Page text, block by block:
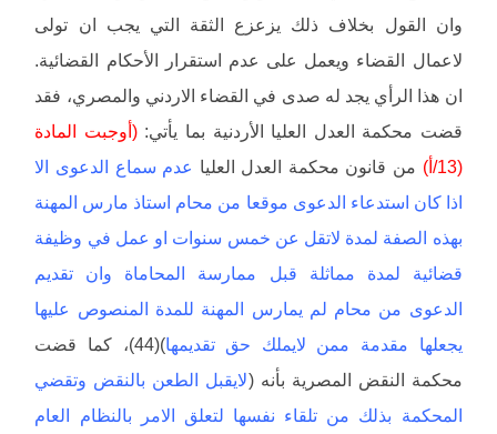
وان القول بخلاف ذلك يزعزع الثقة التي يجب ان تولى
لاعمال القضاء ويعمل على عدم استقرار الأحكام القضائية.
ان هذا الرأي يجد له صدى في القضاء الاردني والمصري، فقد
قضت محكمة العدل العليا الأردنية بما يأتي:(أوجبت المادة
(13/أ)
من قانون محكمة العدل العليا عدم سماع الدعوى الا
اذا كان استدعاء الدعوى موقعا من محام استاذ مارس المهنة
بهذه الصفة لمدة لاتقل عن خمس سنوات او عمل في وظيفة
قضائية لمدة مماثلة قبل ممارسة المحاماة وان تقديم
الدعوى من محام لم يمارس المهنة للمدة المنصوص عليها
يجعلها مقدمة ممن لايملك حق تقديمها
)(44)، كما قضت
محكمة النقض المصرية بأنه (لايقبل الطعن بالنقض وتقضي
المحكمة بذلك من تلقاء نفسها لتعلق الامر بالنظام العام